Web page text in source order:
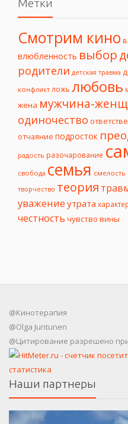
Метки
Смотрим кино
влюбленность выбор
родители детская травма
конфликт ложь любовь
жена мужчина-
одиночество
отчаяние подросток
радость разочарование
свобода семья смелость
творчество теория
уважение утрата
честность чувство вины
@Кинотерапия
@Olga Juntunen
@Цитирование разрешено
Наши партнеры